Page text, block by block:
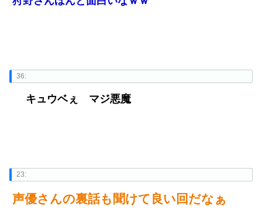
36:
キュウベぇ マジ悪魔
23:
声優さんの裏話も聞けて良い回だなぁ